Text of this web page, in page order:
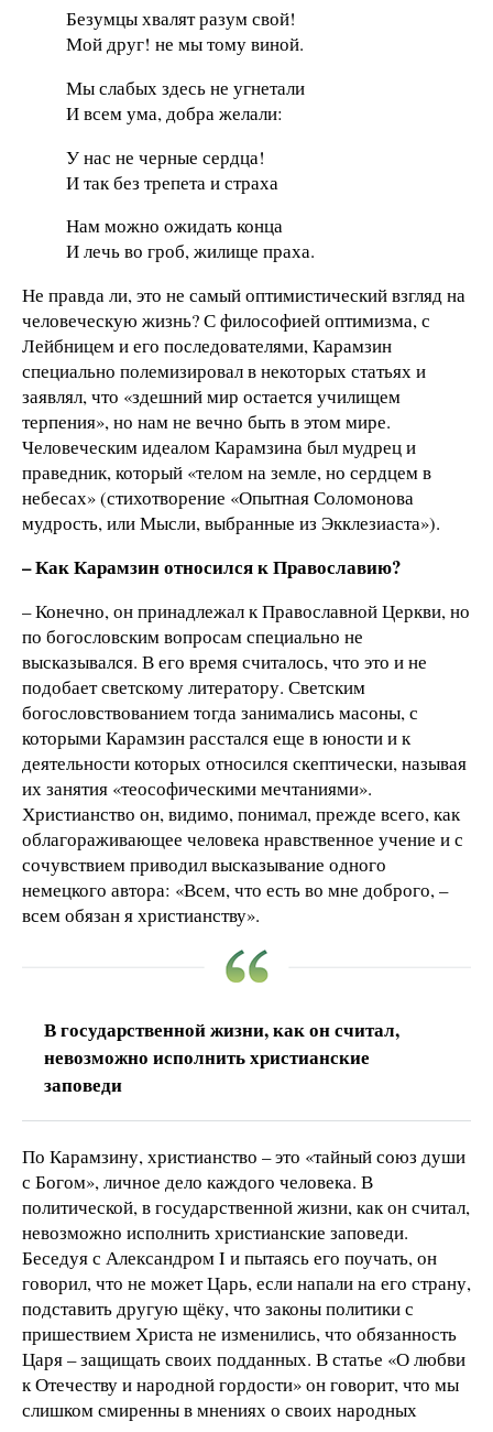
Безумцы хвалят разум свой!
Мой друг! не мы тому виной.
Мы слабых здесь не угнетали
И всем ума, добра желали:
У нас не черные сердца!
И так без трепета и страха
Нам можно ожидать конца
И лечь во гроб, жилище праха.
Не правда ли, это не самый оптимистический взгляд на
человеческую жизнь? С философией оптимизма, с
Лейбницем и его последователями, Карамзин
специально полемизировал в некоторых статьях и
заявлял, что «здешний мир остается училищем
терпения», но нам не вечно быть в этом мире.
Человеческим идеалом Карамзина был мудрец и
праведник, который «телом на земле, но сердцем в
небесах» (стихотворение «Опытная Соломонова
мудрость, или Мысли, выбранные из Экклезиаста»).
– Как Карамзин относился к Православию?
– Конечно, он принадлежал к Православной Церкви, но
по богословским вопросам специально не
высказывался. В его время считалось, что это и не
подобает светскому литератору. Светским
богословствованием тогда занимались масоны, с
которыми Карамзин расстался еще в юности и к
деятельности которых относился скептически, называя
их занятия «теософическими мечтаниями».
Христианство он, видимо, понимал, прежде всего, как
облагораживающее человека нравственное учение и с
сочувствием приводил высказывание одного
немецкого автора: «Всем, что есть во мне доброго, –
всем обязан я христианству».
В государственной жизни, как он считал,
невозможно исполнить христианские
заповеди
По Карамзину, христианство – это «тайный союз души
с Богом», личное дело каждого человека. В
политической, в государственной жизни, как он считал,
невозможно исполнить христианские заповеди.
Беседуя с Александром I и пытаясь его поучать, он
говорил, что не может Царь, если напали на его страну,
подставить другую щёку, что законы политики с
пришествием Христа не изменились, что обязанность
Царя – защищать своих подданных. В статье «О любви
к Отечеству и народной гордости» он говорит, что мы
слишком смиренны в мнениях о своих народных